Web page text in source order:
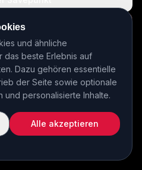
zur Basis
TO CONTINUE...
und ähnliche
das beste Erlebnis auf
Dazu gehören essentielle
der Seite sowie optionale
und personalisierte Inhalte.
Alle akzeptieren